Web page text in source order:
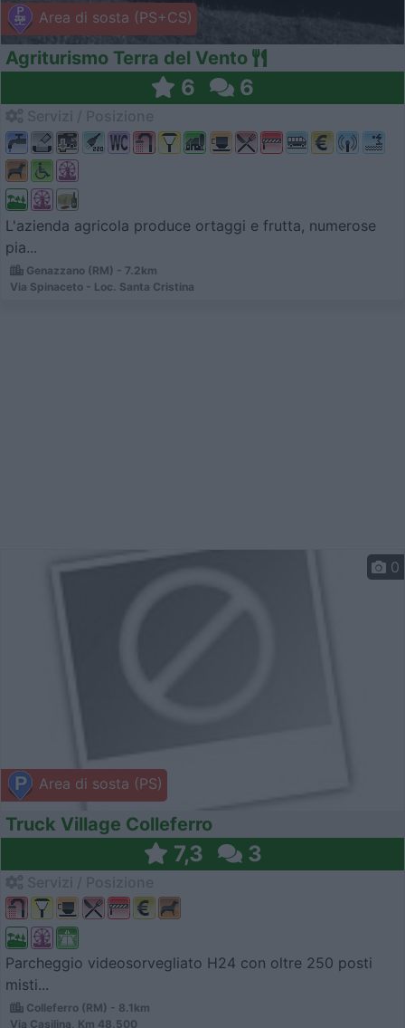
Area di sosta (PS+CS)
Agriturismo Terra del Vento
6 6
L'azienda agricola produce ortaggi e frutta, numerose
pia...
Genazzano (RM) - 7.2km
Via Spinaceto - Loc. Santa Cristina
Area di sosta (PS)
0
Truck Village Colleferro
7,3 3
Parcheggio videosorvegliato H24 con oltre 250 posti
misti...
Colleferro (RM) - 8.1km
Via Casilina, Km 48,500